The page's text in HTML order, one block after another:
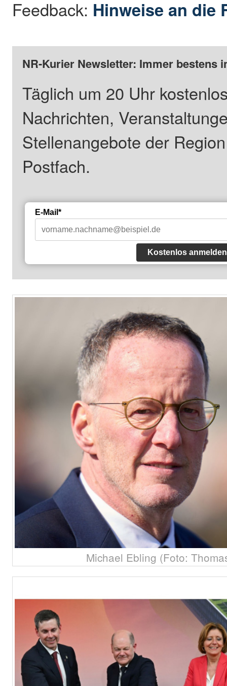
Feedback: Hinweise an die
NR-Kurier Newsletter: Immer bestens
Täglich um 20 Uhr
Nachrichten,
Stellenangebote der
Postfach.
E-Mail*
Kostenlos anmelden
Michael Ebling (Foto: